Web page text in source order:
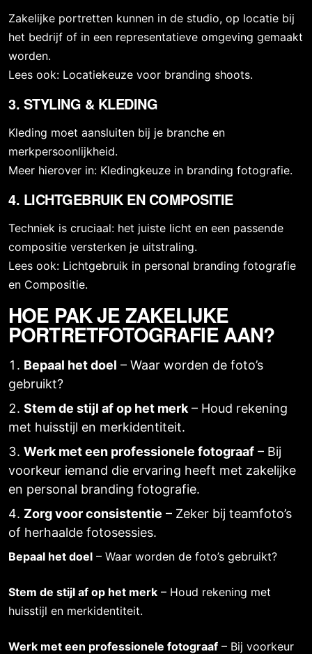
Zakelijke portretten kunnen in de studio, op locatie bij
het bedrijf of in een representatieve omgeving gemaakt
worden.
Lees ook: Locatiekeuze voor branding shoots.
3. STYLING & KLEDING
Kleding moet aansluiten bij je branche en
merkpersoonlijkheid.
Meer hierover in: Kledingkeuze in branding fotografie.
4. LICHTGEBRUIK EN COMPOSITIE
Techniek is cruciaal: het juiste licht en een passende
compositie versterken je uitstraling.
Lees ook: Lichtgebruik in personal branding fotografie
en Compositie.
HOE PAK JE ZAKELIJKE
PORTRETFOTOGRAFIE AAN?
Bepaal het doel – Waar worden de foto’s
gebruikt?
Stem de stijl af op het merk – Houd rekening
met huisstijl en merkidentiteit.
Werk met een professionele fotograaf – Bij
voorkeur iemand die ervaring heeft met zakelijke
en personal branding fotografie.
Zorg voor consistentie – Zeker bij teamfoto’s
of herhaalde fotosessies.
Bepaal het doel – Waar worden de foto’s gebruikt?
Stem de stijl af op het merk – Houd rekening met
huisstijl en merkidentiteit.
Werk met een professionele fotograaf – Bij voorkeur